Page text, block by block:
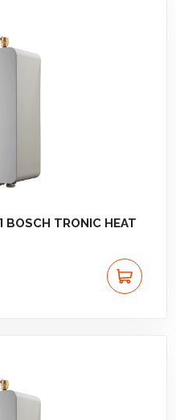
TRONIC HEAT